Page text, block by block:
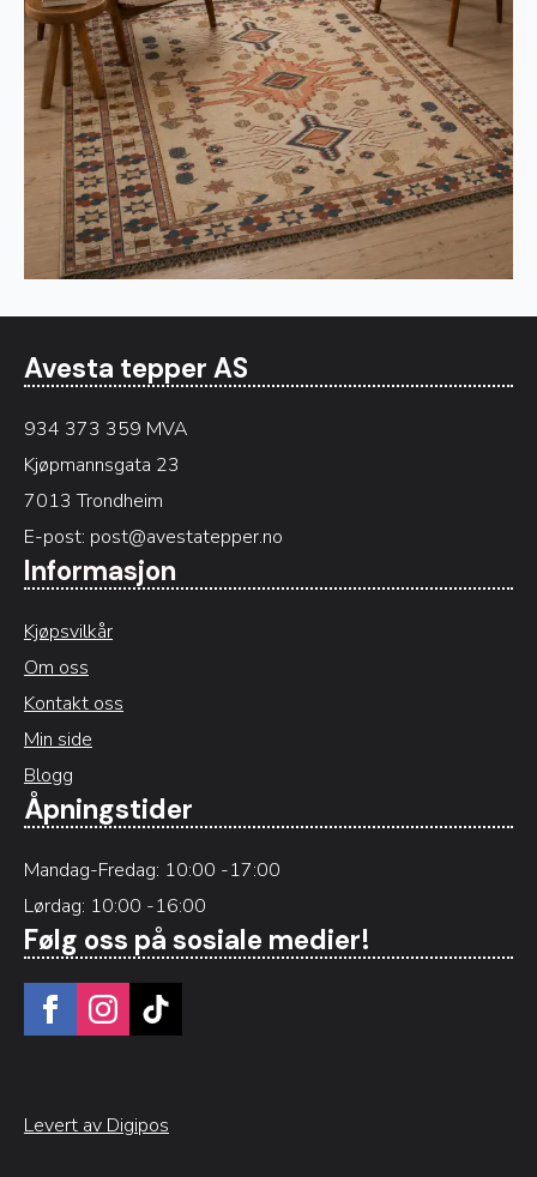
Avesta tepper AS
934 373 359 MVA
Kjøpmannsgata 23
7013 Trondheim
E-post: post@avestatepper.no
Informasjon
Kjøpsvilkår
Om oss
Kontakt oss
Min side
Blogg
Åpningstider
Mandag-Fredag: 10:00 -17:00
Lørdag: 10:00 -16:00
Følg oss på sosiale medier!
Levert av Digipos